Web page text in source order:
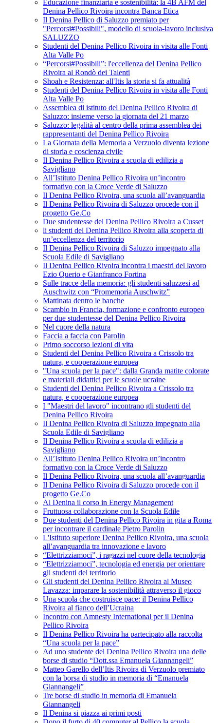
Educazione finanziaria e sostenibilità: la 4B AFM del
Denina Pellico Rivoira incontra Banca Etica
Il Denina Pellico di Saluzzo premiato per
"Percorsi#Possibili", modello di scuola-lavoro inclusiva
SALUZZO
Studenti del Denina Pellico Rivoira in visita alle Fonti
Alta Valle Po
“Percorsi#Possibili”: l'eccellenza del Denina Pellico
Rivoira al Rondò dei Talenti
Shoah e Resistenza: all'Itis la storia si fa attualità
Studenti del Denina Pellico Rivoira in visita alle Fonti
Alta Valle Po
Assemblea di istituto del Denina Pellico Rivoira di
Saluzzo: insieme verso la giornata del 21 marzo
Saluzzo: legalità al centro della prima assemblea dei
rappresentanti del Denina Pellico Rivoira
La Giornata della Memoria a Verzuolo diventa lezione
di storia e coscienza civile
Il Denina Pellico Rivoira a scuola di edilizia a
Savigliano
All’Istituto Denina Pellico Rivoira un’incontro
formativo con la Croce Verde di Saluzzo
Il Denina Pellico Rivoira, una scuola all’avanguardia
Il Denina Pellico Rivoira di Saluzzo procede con il
progetto Ge.Co
Due studentesse del Denina Pellico Rivoira a Cusset
li studenti del Denina Pellico Rivoira alla scoperta di
un’eccellenza del territorio
Il Denina Pellico Rivoira di Saluzzo impegnato alla
Scuola Edile di Savigliano
Il Denina Pellico Rivoira incontra i maestri del lavoro
Ezio Querio e Gianfranco Fortina
Sulle tracce della memoria: gli studenti saluzzesi ad
Auschwitz con “Promemoria Auschwitz”
Mattinata dentro le banche
Scambio in Francia, formazione e confronto europeo
per due studentesse del Denina Pellico Rivoira
Nel cuore della natura
Faccia a faccia con Parolin
Primo soccorso lezioni di vita
Studenti del Denina Pellico Rivoira a Crissolo tra
natura, e cooperazione europea
"Una scuola per la pace": dalla Granda matite colorate
e materiali didattici per le scuole ucraine
Studenti del Denina Pellico Rivoira a Crissolo tra
natura, e cooperazione europea
I "Maestri del lavoro" incontrano gli studenti del
Denina Pellico Rivoira
Il Denina Pellico Rivoira di Saluzzo impegnato alla
Scuola Edile di Savigliano
Il Denina Pellico Rivoira a scuola di edilizia a
Savigliano
All’Istituto Denina Pellico Rivoira un’incontro
formativo con la Croce Verde di Saluzzo
Il Denina Pellico Rivoira, una scuola all’avanguardia
Il Denina Pellico Rivoira di Saluzzo procede con il
progetto Ge.Co
Al Denina il corso in Energy Management
Fruttuosa collaborazione con la Scuola Edile
Due studenti del Denina Pellico Rivoira in gita a Roma
per incontrare il cardinale Pietro Parolin
L'Istituto superiore Denina Pellico Rivoira, una scuola
all’avanguardia tra innovazione e lavoro
“Elettrizziamoci”, i ragazzi nel cuore della tecnologia
“Elettrizziamoci”, tecnologia ed energia per orientare
gli studenti del territorio
Gli studenti del Denina Pellico Rivoira al Museo
Lavazza: imparare la sostenibilità attraverso il gioco
Una scuola che costruisce pace: il Denina Pellico
Rivoira al fianco dell’Ucraina
Incontro con Amnesty International per il Denina
Pellico Rivoira
Il Denina Pellico Rivoira ha partecipato alla raccolta
“Una scuola per la pace”
Ad uno studente del Denina Pellico Rivoira una delle
borse di studio “Dott.ssa Emanuela Giannangeli”
Matteo Garello dell’Itis Rivoira di Verzuolo premiato
con la borsa di studio in memoria di “Emanuela
Giannangeli”
Tre borse di studio in memoria di Emanuela
Giannangeli
Il Denina si piazza ai primi posti